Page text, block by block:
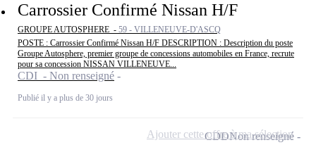
Carrossier Confirmé Nissan H/F
GROUPE AUTOSPHERE - 59 - VILLENEUVE-D'ASCQ
POSTE : Carrossier Confirmé Nissan H/F DESCRIPTION : Description du poste
Groupe Autosphere, premier groupe de concessions automobiles en France, recrute
pour sa concession NISSAN VILLENEUVE...
CDI - Non renseigné
Publié il y a plus de 30 jours
CDDNon renseigné
Ajouter cette offre à ma sélection